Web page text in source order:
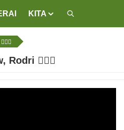
KITA
😮‍💨🔥